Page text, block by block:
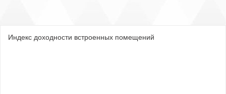
Индекс доходности встроенных помещений